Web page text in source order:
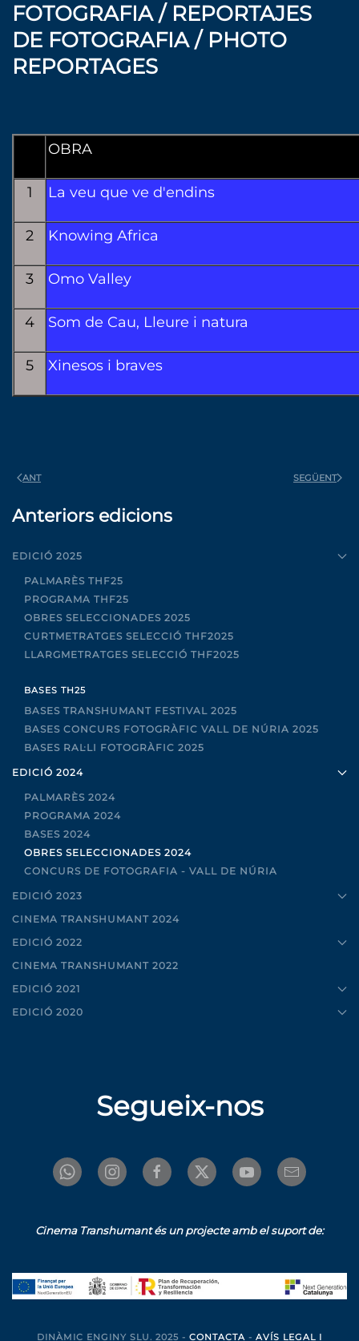
FOTOGRAFIA / REPORTAJES
DE FOTOGRAFIA / PHOTO
REPORTAGES
OBRA
1 La veu que ve d'endins
2 Knowing Africa
3 Omo Valley
4 Som de Cau, Lleure i natura
5 Xinesos i braves
ANT SEGÜENT
Anteriors edicions
EDICIÓ 2025
PALMARÈS THF25
PROGRAMA THF25
OBRES SELECCIONADES 2025
CURTMETRATGES SELECCIÓ THF2025
LLARGMETRATGES SELECCIÓ THF2025
BASES TH25
BASES TRANSHUMANT FESTIVAL 2025
BASES CONCURS FOTOGRÀFIC VALL DE NÚRIA 2025
BASES RAL·LI FOTOGRÀFIC 2025
EDICIÓ 2024
PALMARÈS 2024
PROGRAMA 2024
BASES 2024
OBRES SELECCIONADES 2024
CONCURS DE FOTOGRAFIA - VALL DE NÚRIA
EDICIÓ 2023
CINEMA TRANSHUMANT 2024
EDICIÓ 2022
CINEMA TRANSHUMANT 2022
EDICIÓ 2021
EDICIÓ 2020
Segueix-nos
Cinema Transhumant és un projecte amb el suport de:
DINÀMIC ENGINY SLU. 2025 - CONTACTA - AVÍS LEGAL I